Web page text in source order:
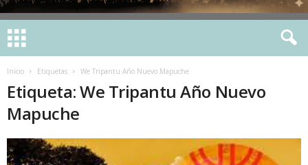
Inicio Etiquetas We Tripantu Año Nuevo Mapuche
Etiqueta: We Tripantu Año Nuevo
Mapuche